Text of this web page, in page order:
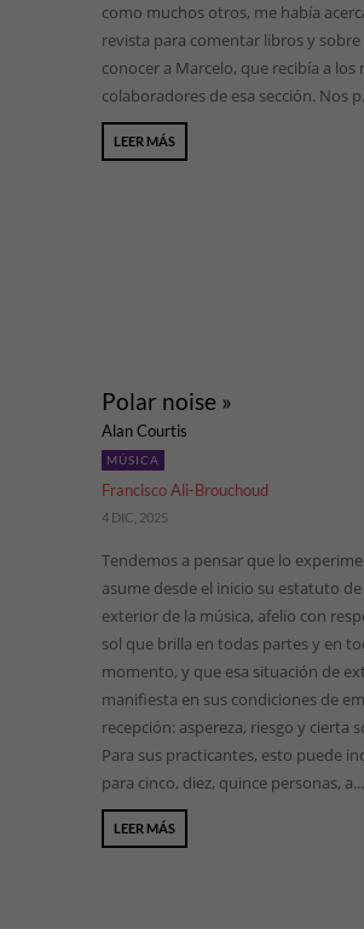
como muchos otros, me había
revista para comentar libros y
conocer a Marcelo, que recibía a los
colaboradores de esa sección. Nos
LEER MÁS
Polar noise »
Alan Courtis
MÚSICA
Francisco Ali-Brouchoud
4 DIC, 2025
Tendemos a pensar que lo
asume desde el inicio su estatuto
exterior de la música, afelio con
sol que brilla en todas partes y en
momento, y que esa situación de
manifiesta en sus condiciones de
recepción: aspereza, riesgo y cierta
Para sus practicantes, esto puede
para cinco, diez, quince personas, a...
LEER MÁS